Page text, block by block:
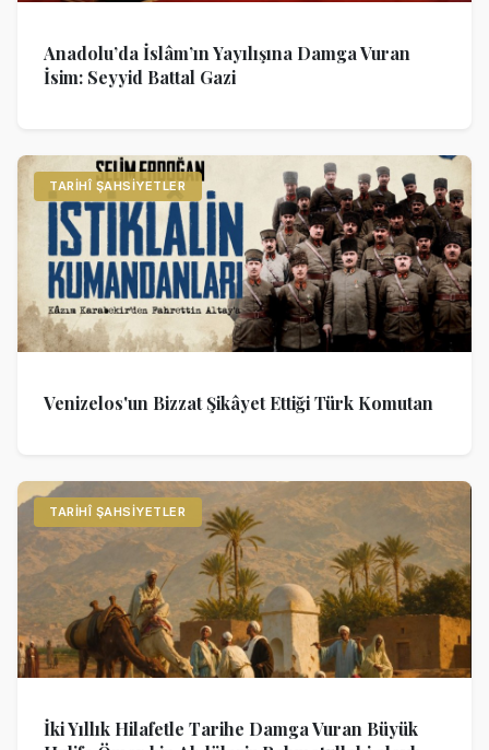
Anadolu’da İslâm’ın Yayılışına Damga Vuran
İsim: Seyyid Battal Gazi
TARIHÎ ŞAHSIYETLER
Venizelos'un Bizzat Şikâyet Ettiği Türk Komutan
TARIHÎ ŞAHSIYETLER
İki Yıllık Hilafetle Tarihe Damga Vuran Büyük